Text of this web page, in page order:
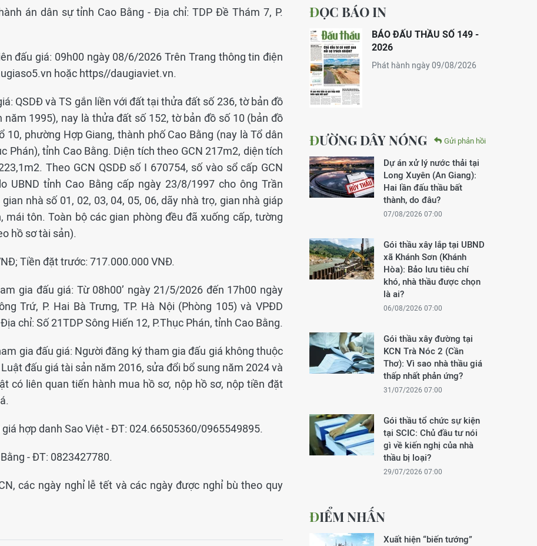
án dân sự tỉnh Cao Bằng - Địa chỉ: TDP Đề Thám 7, P.
đấu giá: 09h00 ngày 08/6/2026 Trên Trang thông tin điện
hoặc https//daugiaviet.vn.
QSDĐ và TS gắn liền với đất tại thửa đất số 236, tờ bản đồ
năm 1995), nay là thửa đất số 152, tờ bản đồ số 10 (bản đồ
10, phường Hợp Giang, thành phố Cao Bằng (nay là Tổ dân
Phán), tỉnh Cao Bằng. Diện tích theo GCN 217m2, diện tích
Theo GCN QSDĐ số I 670754, số vào sổ cấp GCN
UBND tỉnh Cao Bằng cấp ngày 23/8/1997 cho ông Trần
nhà số 01, 02, 03, 04, 05, 06, dãy nhà trọ, gian nhà giáp
mái tôn. Toàn bộ các gian phòng đều đã xuống cấp, tường
hồ sơ tài sản).
Tiền đặt trước: 717.000.000 VNĐ.
gia đấu giá: Từ 08h00’ ngày 21/5/2026 đến 17h00 ngày
Trứ, P. Hai Bà Trưng, TP. Hà Nội (Phòng 105) và VPĐD
chỉ: Số 21TDP Sông Hiến 12, P.Thục Phán, tỉnh Cao Bằng.
gia đấu giá: Người đăng ký tham gia đấu giá không thuộc
đấu giá tài sản năm 2016, sửa đổi bổ sung năm 2024 và
có liên quan tiến hành mua hồ sơ, nộp hồ sơ, nộp tiền đặt
hợp danh Sao Việt - ĐT: 024.66505360/0965549895.
- ĐT: 0823427780.
các ngày nghỉ lễ tết và các ngày được nghỉ bù theo quy
ĐỌC BÁO IN
BÁO ĐẤU THẦU SỐ 149 -
2026
Phát hành ngày 09/08/2026
ĐƯỜNG DÂY NÓNG Gửi phản hồi
Dự án xử lý nước thải tại
Long Xuyên (An Giang):
Hai lần đấu thầu bất
thành, do đâu?
07/08/2026 07:00
Gói thầu xây lắp tại UBND
xã Khánh Sơn (Khánh
Hòa): Bảo lưu tiêu chí
khó, nhà thầu được chọn
là ai?
06/08/2026 07:00
Gói thầu xây đường tại
KCN Trà Nóc 2 (Cần
Thơ): Vì sao nhà thầu giá
thấp nhất phản ứng?
31/07/2026 07:00
Gói thầu tổ chức sự kiện
tại SCIC: Chủ đầu tư nói
gì về kiến nghị của nhà
thầu bị loại?
29/07/2026 07:00
ĐIỂM NHẤN
Xuất hiện “biến tướng”